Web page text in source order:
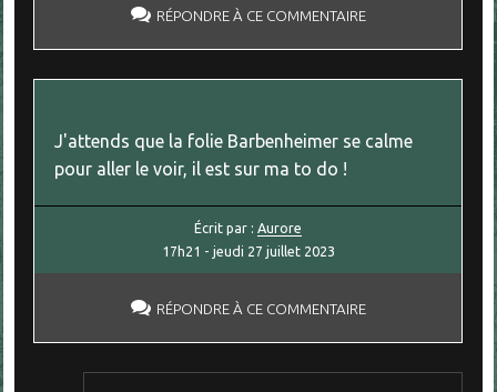
RÉPONDRE À CE COMMENTAIRE
J'attends que la folie Barbenheimer se calme
pour aller le voir, il est sur ma to do !
Écrit par :Aurore
17h21 - jeudi 27 juillet 2023
RÉPONDRE À CE COMMENTAIRE